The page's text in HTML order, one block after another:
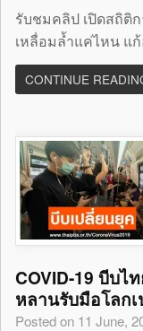
รับชมคลิป เปิดสถิติ
เหลื่อมล้ำแค่ไหน แก้
CONTINUE
COVID-19 บีบไ
หลานรับมือโลก
Posted on 11 June,